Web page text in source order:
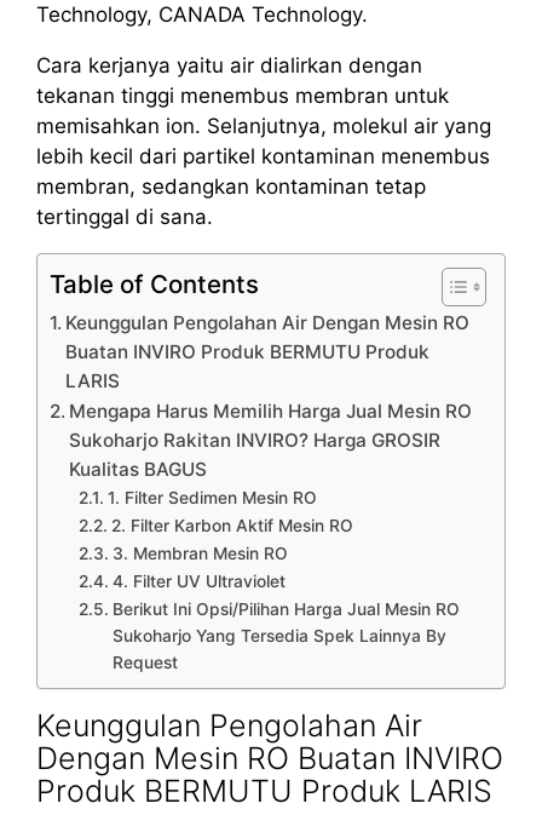
Technology, CANADA Technology.
Cara kerjanya yaitu air dialirkan dengan
tekanan tinggi menembus membran untuk
memisahkan ion. Selanjutnya, molekul air yang
lebih kecil dari partikel kontaminan menembus
membran, sedangkan kontaminan tetap
tertinggal di sana.
Table of Contents
Keunggulan Pengolahan Air Dengan Mesin RO
Buatan INVIRO Produk BERMUTU Produk
LARIS
Mengapa Harus Memilih Harga Jual Mesin RO
Sukoharjo Rakitan INVIRO? Harga GROSIR
Kualitas BAGUS
1. Filter Sedimen Mesin RO
2. Filter Karbon Aktif Mesin RO
3. Membran Mesin RO
4. Filter UV Ultraviolet
Berikut Ini Opsi/Pilihan Harga Jual Mesin RO
Sukoharjo Yang Tersedia Spek Lainnya By
Request
Keunggulan Pengolahan Air
Dengan Mesin RO Buatan INVIRO
Produk BERMUTU Produk LARIS